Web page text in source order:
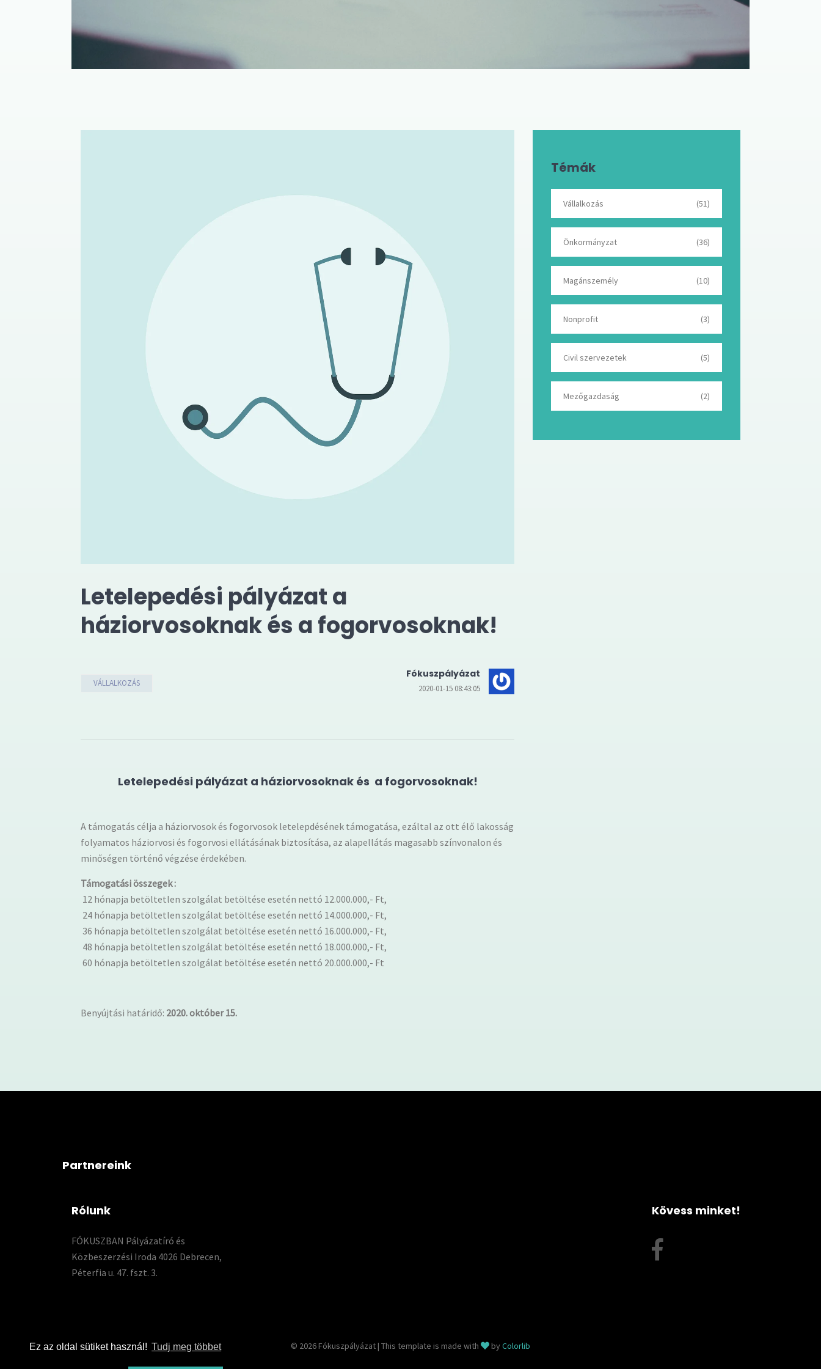
Ez az oldal sütiket használ! Tudj meg többet
Letelepedési pályázat a
háziorvosoknak és a fogorvosoknak!
VÁLLALKOZÁS
Fókuszpályázat
2020-01-15 08:43:05
Letelepedési pályázat a háziorvosoknak és a fogorvosoknak!
A támogatás célja a háziorvosok és fogorvosok letelepdésének támogatása, ezáltal az ott élő lakosság
folyamatos háziorvosi és fogorvosi ellátásának biztosítása, az alapellátás magasabb színvonalon és
minőségen történő végzése érdekében.
Támogatási összegek :
12 hónapja betöltetlen szolgálat betöltése esetén nettó 12.000.000,- Ft,
24 hónapja betöltetlen szolgálat betöltése esetén nettó 14.000.000,- Ft,
36 hónapja betöltetlen szolgálat betöltése esetén nettó 16.000.000,- Ft,
48 hónapja betöltetlen szolgálat betöltése esetén nettó 18.000.000,- Ft,
60 hónapja betöltetlen szolgálat betöltése esetén nettó 20.000.000,- Ft
Benyújtási határidő: 2020. október 15.
Témák
Vállalkozás (51)
Önkormányzat (36)
Magánszemély (10)
Nonprofit (3)
Civil szervezetek (5)
Mezőgazdaság (2)
Partnereink
Rólunk
FÓKUSZBAN Pályázatíró és
Közbeszerzési Iroda 4026 Debrecen,
Péterfia u. 47. fszt. 3.
Kövess minket!
© 2026 Fókuszpályázat | This template is made with byColorlib